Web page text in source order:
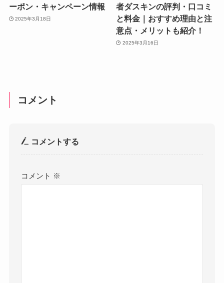
ーポン・キャンペーン情報
2025年3月18日
者ダスキンの評判・口コミ
と料金｜おすすめ理由と注
意点・メリットも紹介！
2025年3月16日
コメント
コメントする
コメント ※